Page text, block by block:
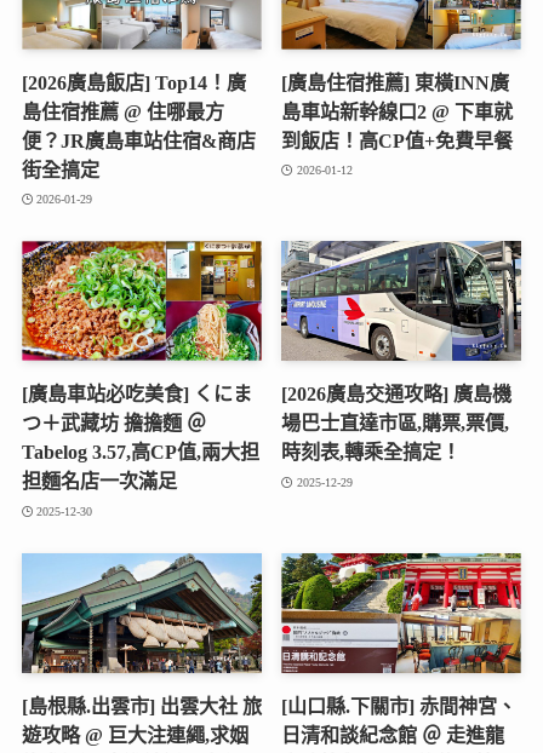
[2026廣島飯店] Top14！廣
島住宿推薦 @ 住哪最方
便？JR廣島車站住宿&商店
街全搞定
2026-01-29
[廣島住宿推薦] 東橫INN廣
島車站新幹線口2 @ 下車就
到飯店！高CP值+免費早餐
2026-01-12
[廣島車站必吃美食] くにま
つ＋武藏坊 擔擔麵 ＠
Tabelog 3.57,高CP值,兩大担
担麵名店一次滿足
2025-12-30
[2026廣島交通攻略] 廣島機
場巴士直達市區,購票,票價,
時刻表,轉乘全搞定！
2025-12-29
[島根縣.出雲市] 出雲大社 旅
遊攻略 @ 巨大注連繩,求姻
[山口縣.下關市] 赤間神宮、
日清和談紀念館 ＠ 走進龍